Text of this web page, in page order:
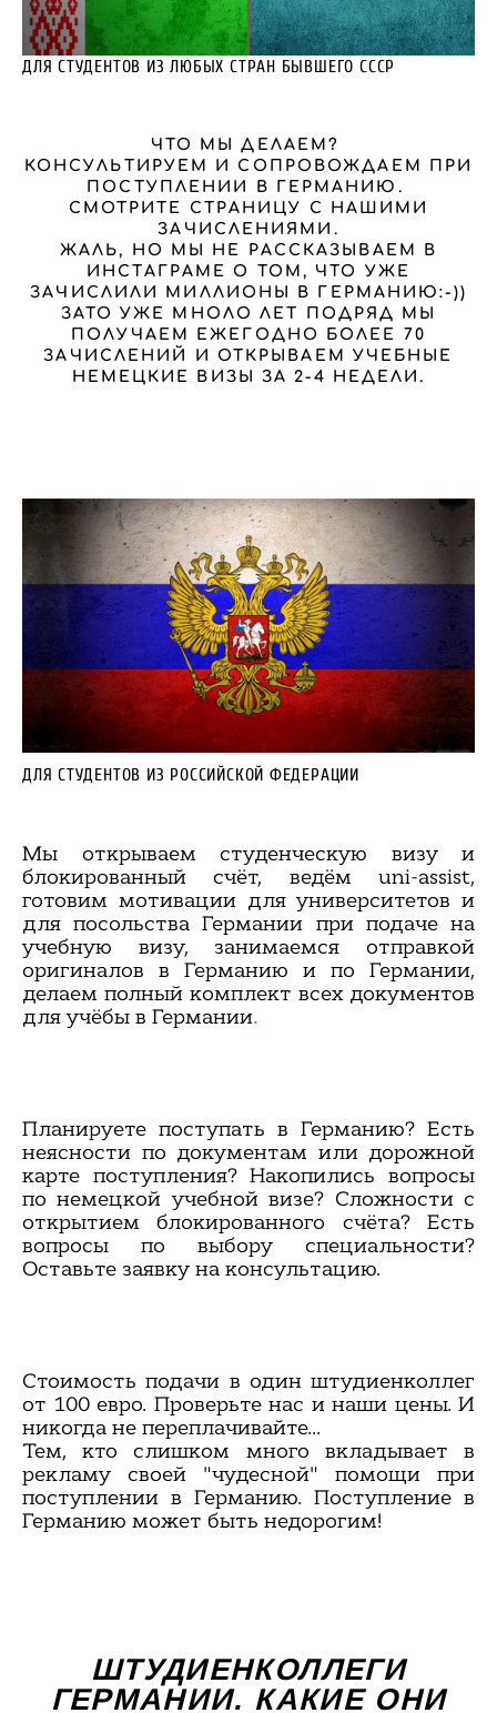
ДЛЯ СТУДЕНТОВ ИЗ ЛЮБЫХ СТРАН БЫВШЕГО СССР
ЧТО МЫ ДЕЛАЕМ?
КОНСУЛЬТИРУЕМ И СОПРОВОЖДАЕМ ПРИ
ПОСТУПЛЕНИИ В ГЕРМАНИЮ.
СМОТРИТЕ СТРАНИЦУ С НАШИМИ
ЗАЧИСЛЕНИЯМИ.
ЖАЛЬ, НО МЫ НЕ РАССКАЗЫВАЕМ В
ИНСТАГРАМЕ О ТОМ, ЧТО УЖЕ
ЗАЧИСЛИЛИ МИЛЛИОНЫ В ГЕРМАНИЮ:-))
ЗАТО УЖЕ МНОЛО ЛЕТ ПОДРЯД МЫ
ПОЛУЧАЕМ ЕЖЕГОДНО БОЛЕЕ 70
ЗАЧИСЛЕНИЙ И ОТКРЫВАЕМ УЧЕБНЫЕ
НЕМЕЦКИЕ ВИЗЫ ЗА 2-4 НЕДЕЛИ.
ДЛЯ СТУДЕНТОВ ИЗ РОССИЙСКОЙ ФЕДЕРАЦИИ
Мы открываем студенческую визу и
блокированный счёт, ведём uni-assist,
готовим мотивации для университетов и
для посольства Германии при подаче на
учебную визу, занимаемся отправкой
оригиналов в Германию и по Германии,
делаем полный комплект всех документов
для учёбы в Германии.
Планируете поступать в Германию? Есть
неясности по документам или дорожной
карте поступления? Накопились вопросы
по немецкой учебной визе? Сложности с
открытием блокированного счёта? Есть
вопросы по выбору специальности?
Оставьте заявку на консультацию.
Стоимость подачи в один штудиенколлег
от 100 евро. Проверьте нас и наши цены. И
никогда не переплачивайте...
Тем, кто слишком много вкладывает в
рекламу своей "чудесной" помощи при
поступлении в Германию. Поступление в
Германию может быть недорогим!
ШТУДИЕНКОЛЛЕГИ
ГЕРМАНИИ. КАКИЕ ОНИ